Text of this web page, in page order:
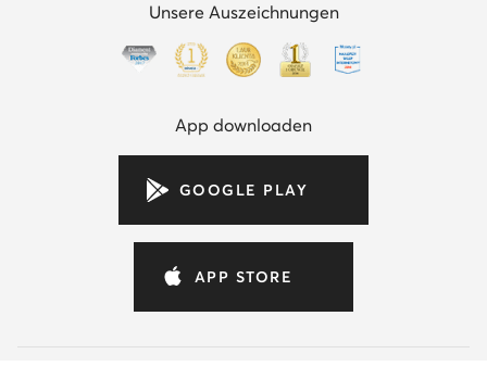
Unsere Auszeichnungen
App downloaden
GOOGLE PLAY
APP STORE